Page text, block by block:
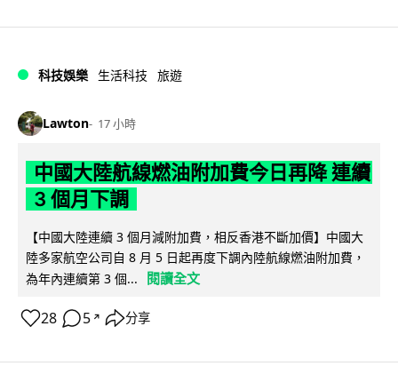
科技娛樂 生活科技 旅遊
Lawton 17 小時
中國大陸航線燃油附加費今日再降 連續
3 個月下調
【中國大陸連續 3 個月減附加費，相反香港不斷加價】中國大
陸多家航空公司自 8 月 5 日起再度下調內陸航線燃油附加費，
為年內連續第 3 個...
閱讀全文
28 5 ↗ 分享